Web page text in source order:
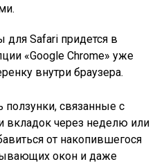
для Safari придется в
«Google Chrome» уже
внутри браузера.
ползунки, связанные с
вкладок через неделю или
от накопившегося
окон и даже